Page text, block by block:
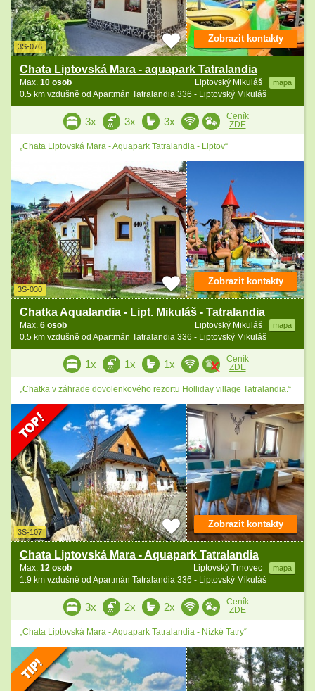
3S-076
Chata Liptovská Mara - aquapark Tatralandia
Liptovský Mikuláš mapa
Max. 10 osob
0.5 km vzdušně od Apartmán Tatralandia 336 - Liptovský Mikuláš
Zobrazit kontakty
3x 3x 3x
Ceník
ZDE
„Chata Liptovská Mara - Aquapark Tatralandia - Liptov“
3S-030
Chatka Aqualandia - Lipt. Mikuláš - Tatralandia
Liptovský Mikuláš mapa
Max. 6 osob
0.5 km vzdušně od Apartmán Tatralandia 336 - Liptovský Mikuláš
Zobrazit kontakty
1x 1x 1x
Ceník
ZDE
„Chatka v záhrade dovolenkového rezortu Holliday village Tatralandia.“
3S-107
Chata Liptovská Mara - Aquapark Tatralandia
Liptovský Trnovec mapa
Max. 12 osob
1.9 km vzdušně od Apartmán Tatralandia 336 - Liptovský Mikuláš
Zobrazit kontakty
3x 2x 2x
Ceník
ZDE
„Chata Liptovská Mara - Aquapark Tatralandia - Nízké Tatry“